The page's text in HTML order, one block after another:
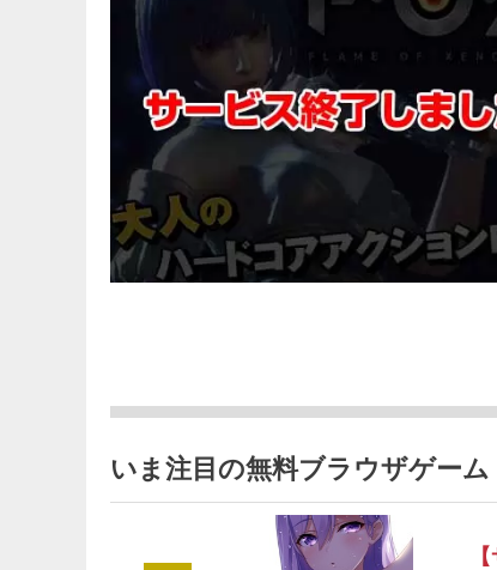
いま注目の無料ブラウザゲーム